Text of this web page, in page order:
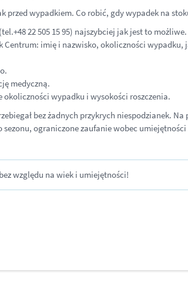
przed wypadkiem. Co robić, gdy wypadek na
22 505 15 95) najszybciej jak jest to możliwe.
imię i nazwisko, okoliczności
medyczną.
wypadku i wysokości roszczenia.
bez żadnych przykrych niespodzianek.
ograniczone zaufanie wobec
względu na wiek i umiejętności!